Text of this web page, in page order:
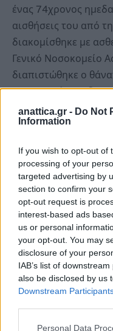
anattica.gr - Do Not
Information
If you wish to opt-out of
processing of your
targeted advertising by
section to confirm your
opt-out request is
interest-based ads
us or personal
your opt-out. You may
disclosure of your
IAB’s list of
also be disclosed by us
Downstream
Personal Data
ένας 74χρονος
αισθήσεις του από
διακομίσθηκε με
Γενικό Νοσοκομείο
διαπιστώθηκε ο
Σαρωνικού που
παραγγέλθηκε η
στο Εργαστήριο της
Καποδιστριακού